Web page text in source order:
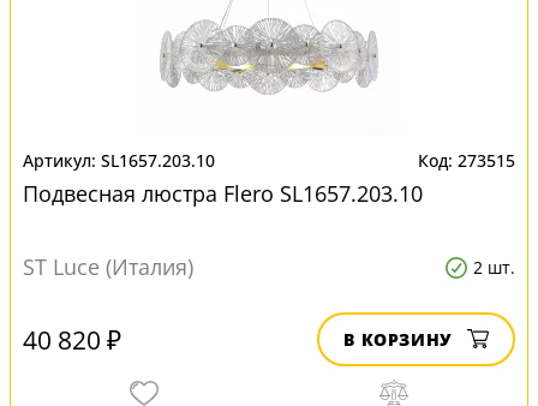
SL1657.203.10 273515
Подвесная люстра Flero SL1657.203.10
ST Luce (Италия) 2 шт.
40 820 ₽ В КОРЗИНУ